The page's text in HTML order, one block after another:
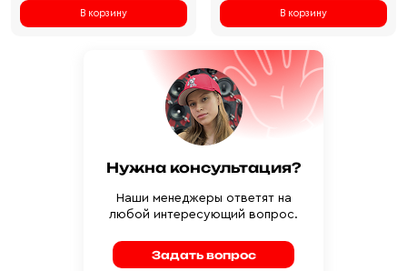
В корзину В корзину
Нужна консультация?
Наши менеджеры ответят на
любой интересующий вопрос.
Задать вопрос